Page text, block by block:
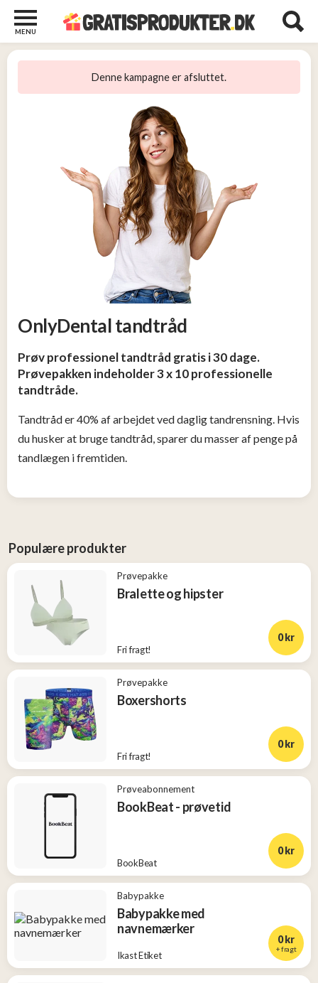
MENU
Denne kampagne er afsluttet.
OnlyDental tandtråd
Prøv professionel tandtråd gratis i 30 dage.
Prøvepakken indeholder 3 x 10 professionelle
tandtråde.
Tandtråd er 40% af arbejdet ved daglig tandrensning. Hvis
du husker at bruge tandtråd, sparer du masser af penge på
tandlægen i fremtiden.
Populære produkter
Prøvepakke
Bralette og hipster
Fri fragt!
0 kr
Prøvepakke
Boxershorts
Fri fragt!
0 kr
Prøveabonnement
BookBeat - prøvetid
BookBeat
0 kr
Babypakke
Babypakke med
navnemærker
Ikast Etiket
0 kr
+ fragt
Børn
Underholdning
Undertøj
og
2
Nye
produkter
Populære